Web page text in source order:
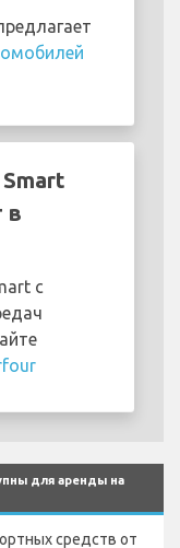
в
с
для аренды на
средств от